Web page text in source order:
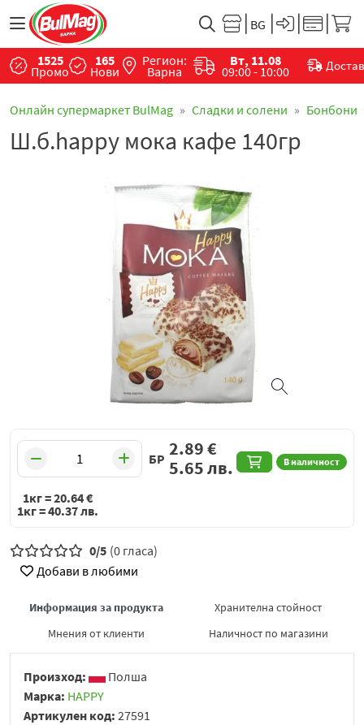
1525
Промо
165
Нови
Регион:
Варна
Вт, 11.08
09:00 - 10:00
Онлайн супермаркет BulMag Сладки и солени Бонбони
Ш.б.happy мока кафе 140гр
БР В наличност
2.89€
5.65лв.
1кг =20.64€
1кг =40.37лв.
0/5 (0 гласа)
Добави в любими
Информация за продукта
Хранителна стойност
Мнения от клиенти
Наличност по магазини
Произход:
Полша
Марка: HAPPY
Артикулен код: 27591